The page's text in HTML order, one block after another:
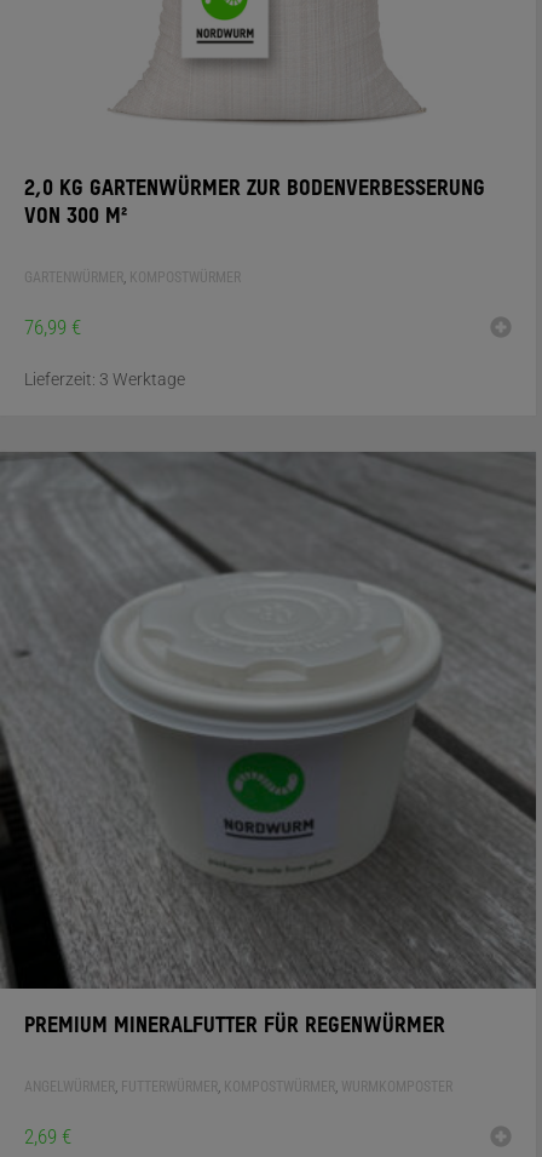
2,0 KG GARTENWÜRMER ZUR BODENVERBESSERUNG
VON 300 M²
GARTENWÜRMER, KOMPOSTWÜRMER
76,99 €
Lieferzeit: 3 Werktage
PREMIUM MINERALFUTTER FÜR REGENWÜRMER
ANGELWÜRMER, FUTTERWÜRMER, KOMPOSTWÜRMER, WURMKOMPOSTER
2,69 €